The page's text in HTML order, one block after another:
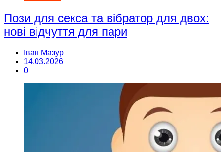
Пози для секса та вібратор для двох:
нові відчуття для пари
Іван Мазур
14.03.2026
0